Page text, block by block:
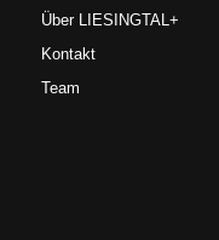
Über LIESINGTAL+
Kontakt
Team